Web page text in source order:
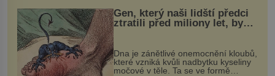
Gen, který naši lidští předci
ztratili před miliony let, by
mohl pomoci s léčbou
„nemoci králů“
Dna je zánětlivé onemocnění kloubů,
které vzniká kvůli nadbytku kyseliny
močové v těle. Ta se ve formě